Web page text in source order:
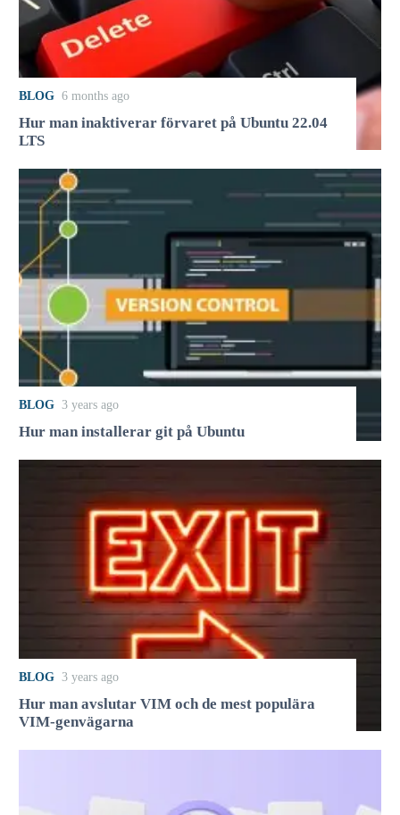
BLOG 6 months ago
Hur man inaktiverar förvaret på Ubuntu 22.04
LTS
BLOG 3 years ago
Hur man installerar git på Ubuntu
BLOG 3 years ago
Hur man avslutar VIM och de mest populära
VIM-genvägarna